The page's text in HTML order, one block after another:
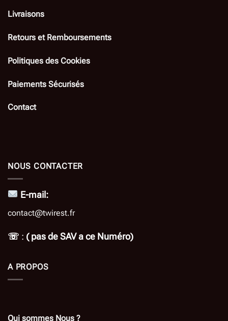
Livraisons
Retours et Remboursements
Politiques des Cookies
Paiements Sécurisés
Contact
NOUS CONTACTER
E-mail:
contact@twirest.fr
☏ : ( pas de SAV a ce Numéro)
A PROPOS
Qui sommes Nous ?